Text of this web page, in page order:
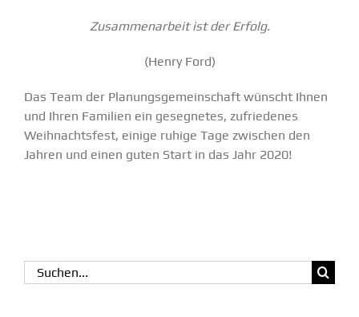
Zusammenarbeit ist der Erfolg.
(Henry Ford)
Das Team der Planungsgemeinschaft wünscht Ihnen
und Ihren Familien ein gesegnetes, zufriedenes
Weihnachtsfest, einige ruhige Tage zwischen den
Jahren und einen guten Start in das Jahr 2020!
Suche
nach: